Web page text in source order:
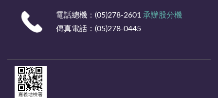
電話總機：(05)278-2601 承辦股分機
傳真電話：(05)278-0445